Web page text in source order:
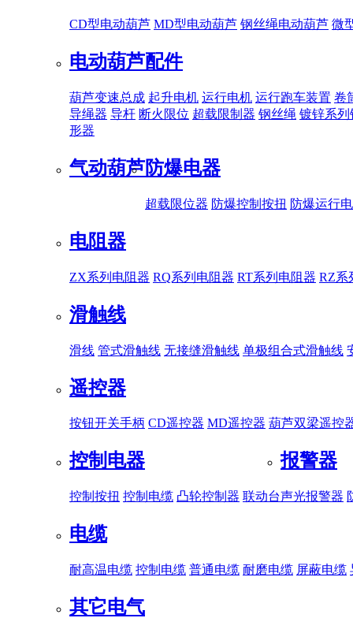
CD型电动葫芦 MD型电动葫芦 钢丝绳电动葫芦 微
电动葫芦配件
葫芦变速总成 起升电机 运行电机 运行跑车装置 卷
导绳器 导杆 断火限位 超载限制器 钢丝绳 镀锌系列
形器
气动葫芦防爆电器
超载限位器 防爆控制按扭 防爆运行
电阻器
ZX系列电阻器 RQ系列电阻器 RT系列电阻器 RZ系
滑触线
滑线 管式滑触线 无接缝滑触线 单极组合式滑触线
遥控器
按钮开关手柄 CD遥控器 MD遥控器 葫芦双梁遥控
控制电器
控制按扭 控制电缆 凸轮控制器 联动台
报警器
声光报警器
电缆
耐高温电缆 控制电缆 普通电缆 耐磨电缆 屏蔽电缆
其它电气